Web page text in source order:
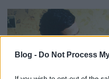
Blog - Do Not Process